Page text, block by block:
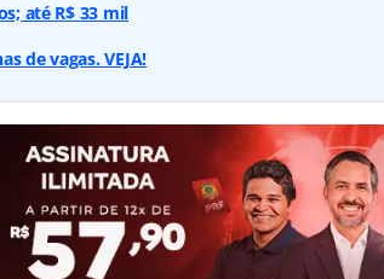
até R$ 33 mil
de vagas. VEJA!